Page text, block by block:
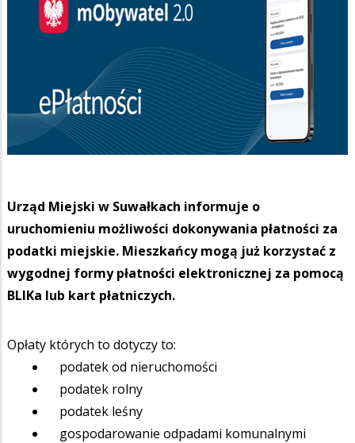
Urząd Miejski w Suwałkach informuje o
uruchomieniu możliwości dokonywania płatności za
podatki miejskie. Mieszkańcy mogą już korzystać z
wygodnej formy płatności elektronicznej za pomocą
BLIKa lub kart płatniczych.
Opłaty których to dotyczy to:
podatek od nieruchomości
podatek rolny
podatek leśny
gospodarowanie odpadami komunalnymi